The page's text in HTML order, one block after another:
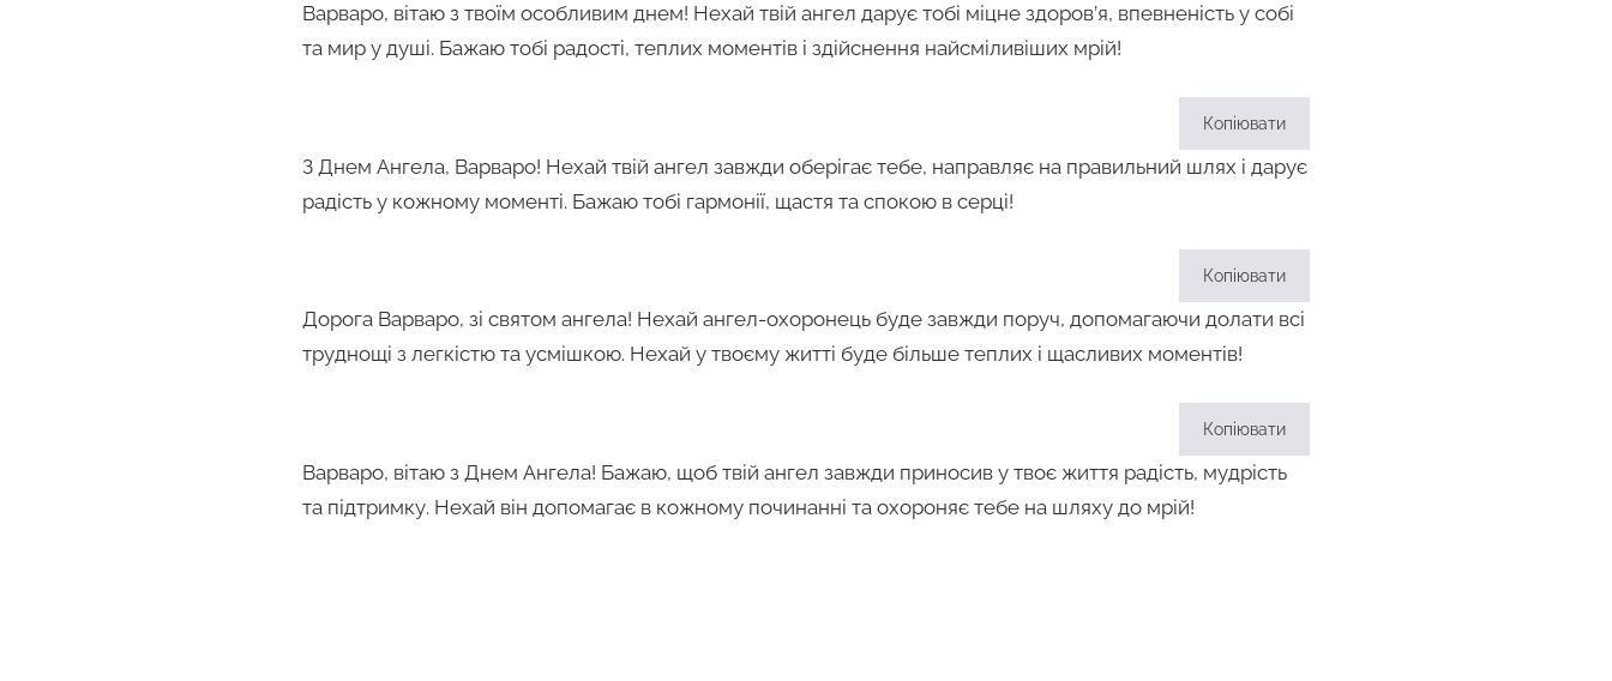
Варваро, вітаю з твоїм особливим днем! Нехай твій ангел дарує тобі міцне здоров’я, впевненість у собі
та мир у душі. Бажаю тобі радості, теплих моментів і здійснення найсміливіших мрій!
Копіювати
З Днем Ангела, Варваро! Нехай твій ангел завжди оберігає тебе, направляє на правильний шлях і дарує
радість у кожному моменті. Бажаю тобі гармонії, щастя та спокою в серці!
Копіювати
Дорога Варваро, зі святом ангела! Нехай ангел-охоронець буде завжди поруч, допомагаючи долати всі
труднощі з легкістю та усмішкою. Нехай у твоєму житті буде більше теплих і щасливих моментів!
Копіювати
Варваро, вітаю з Днем Ангела! Бажаю, щоб твій ангел завжди приносив у твоє життя радість, мудрість
та підтримку. Нехай він допомагає в кожному починанні та охороняє тебе на шляху до мрій!